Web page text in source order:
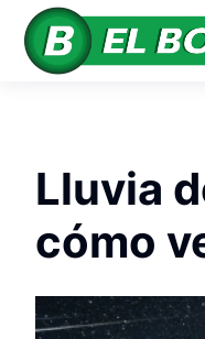
Lluvia
cómo